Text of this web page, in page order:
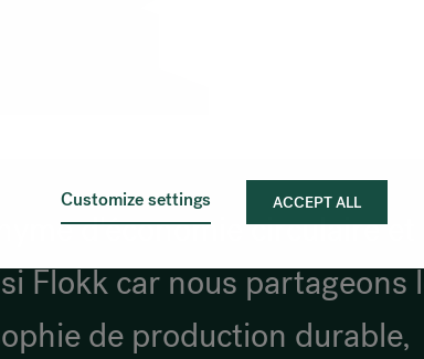
Customize settings ACCEPT ALL
d'économie circulaire et
Flokk car nous partageons
de production durable,